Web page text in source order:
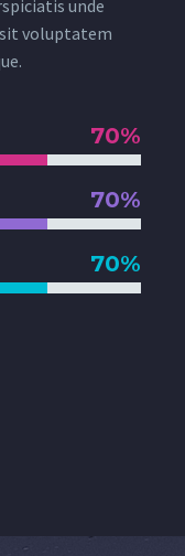
unde
voluptatem
70%
70%
70%